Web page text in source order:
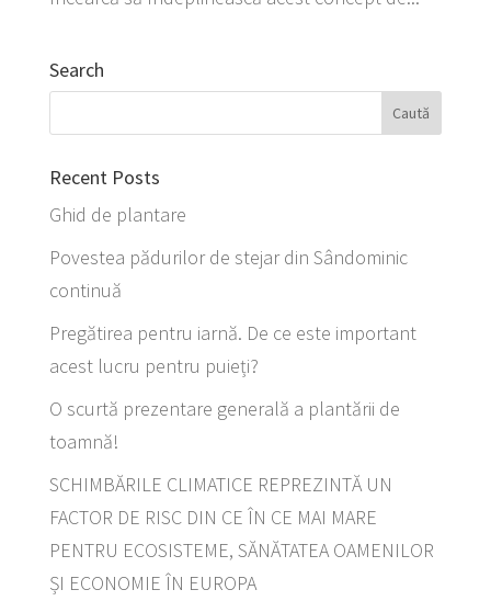
Search
Recent Posts
Ghid de plantare
Povestea pădurilor de stejar din Sândominic
continuă
Pregătirea pentru iarnă. De ce este important
acest lucru pentru puieți?
O scurtă prezentare generală a plantării de
toamnă!
SCHIMBĂRILE CLIMATICE REPREZINTĂ UN
FACTOR DE RISC DIN CE ÎN CE MAI MARE
PENTRU ECOSISTEME, SĂNĂTATEA OAMENILOR
ȘI ECONOMIE ÎN EUROPA